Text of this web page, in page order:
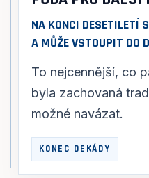
NA KONCI DESETILETÍ
A MŮŽE VSTOUPIT DO
To nejcennější, co
byla zachovaná
možné navázat.
KONEC DEKÁDY